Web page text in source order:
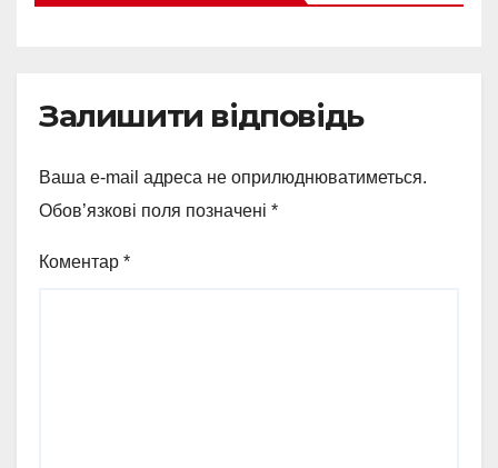
Залишити відповідь
Ваша e-mail адреса не оприлюднюватиметься.
Обов’язкові поля позначені *
Коментар *